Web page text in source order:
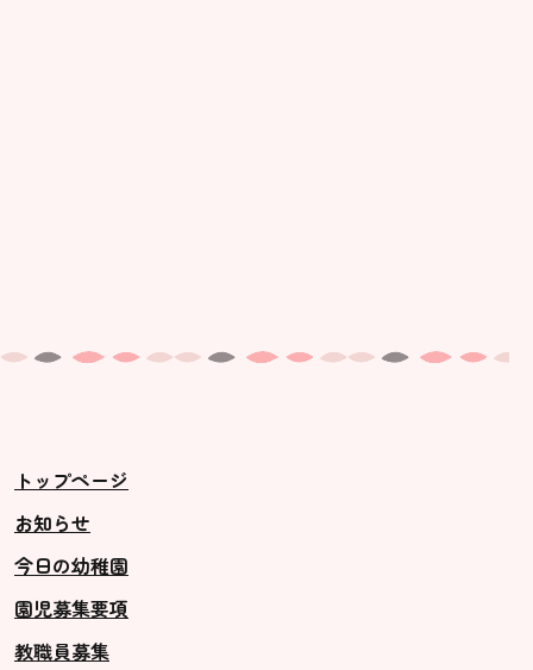
トップページ
お知らせ
今日の幼稚園
園児募集要項
教職員募集